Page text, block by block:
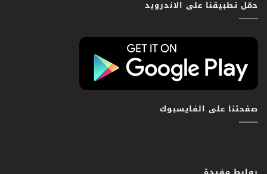
حمّل تطبيقنا على الاندرويد
صفحتنا على الفايسبوك